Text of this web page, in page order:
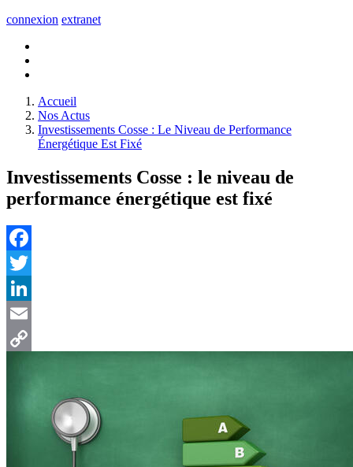
connexion extranet
Accueil
Nos Actus
Investissements Cosse : Le Niveau de Performance
Énergétique Est Fixé
Investissements Cosse : le niveau de
performance énergétique est fixé
Facebook
Twitter
LinkedIn
Email